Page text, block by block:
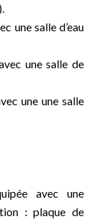
une salle d’eau
une salle de
une une salle
avec une
: plaque de